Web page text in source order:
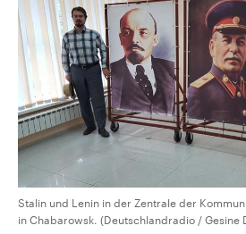
Stalin und Lenin in der Zentrale der
in Chabarowsk. (Deutschlandradio / Gesine